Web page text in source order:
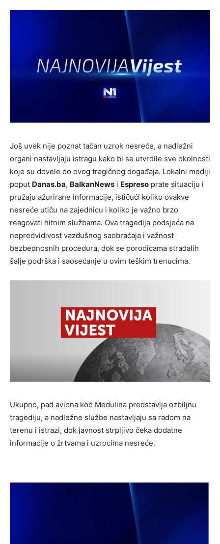
Još uvek nije poznat tačan uzrok nesreće, a nadležni
organi nastavljaju istragu kako bi se utvrdile sve okolnosti
koje su dovele do ovog tragičnog događaja. Lokalni mediji
poput Danas.ba, BalkanNews i Espreso prate situaciju i
pružaju ažurirane informacije, ističući koliko ovakve
nesreće utiču na zajednicu i koliko je važno brzo
reagovati hitnim službama. Ova tragedija podsjeća na
nepredvidivost vazdušnog saobraćaja i važnost
bezbednosnih procedura, dok se porodicama stradalih
šalje podrška i saosećanje u ovim teškim trenucima.
Ukupno, pad aviona kod Medulina predstavlja ozbiljnu
tragediju, a nadležne službe nastavljaju sa radom na
terenu i istrazi, dok javnost strpljivo čeka dodatne
informacije o žrtvama i uzrocima nesreće.